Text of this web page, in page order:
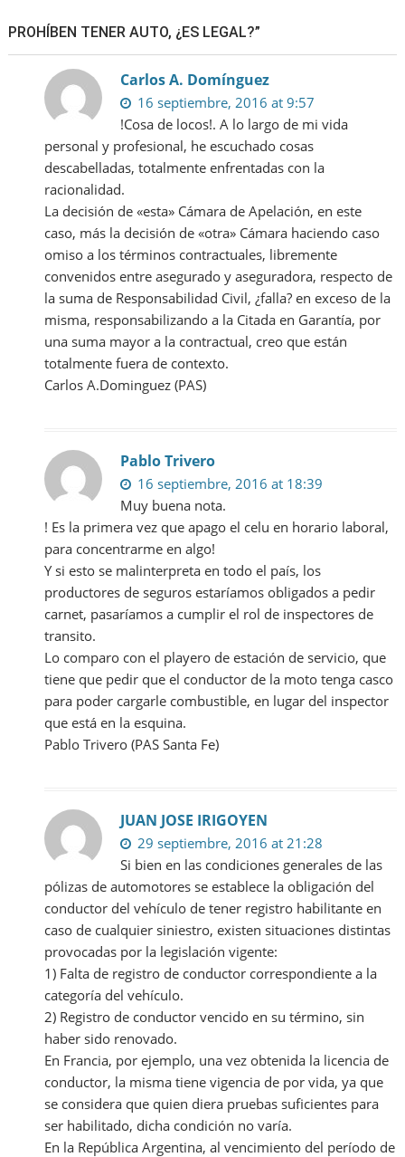
PROHÍBEN TENER AUTO, ¿ES LEGAL?”
Carlos A. Domínguez
16 septiembre, 2016 at 9:57
!Cosa de locos!. A lo largo de mi vida
personal y profesional, he escuchado cosas
descabelladas, totalmente enfrentadas con la
racionalidad.
La decisión de «esta» Cámara de Apelación, en este
caso, más la decisión de «otra» Cámara haciendo caso
omiso a los términos contractuales, libremente
convenidos entre asegurado y aseguradora, respecto de
la suma de Responsabilidad Civil, ¿falla? en exceso de la
misma, responsabilizando a la Citada en Garantía, por
una suma mayor a la contractual, creo que están
totalmente fuera de contexto.
Carlos A.Dominguez (PAS)
Pablo Trivero
16 septiembre, 2016 at 18:39
Muy buena nota.
! Es la primera vez que apago el celu en horario laboral,
para concentrarme en algo!
Y si esto se malinterpreta en todo el país, los
productores de seguros estaríamos obligados a pedir
carnet, pasaríamos a cumplir el rol de inspectores de
transito.
Lo comparo con el playero de estación de servicio, que
tiene que pedir que el conductor de la moto tenga casco
para poder cargarle combustible, en lugar del inspector
que está en la esquina.
Pablo Trivero (PAS Santa Fe)
JUAN JOSE IRIGOYEN
29 septiembre, 2016 at 21:28
Si bien en las condiciones generales de las
pólizas de automotores se establece la obligación del
conductor del vehículo de tener registro habilitante en
caso de cualquier siniestro, existen situaciones distintas
provocadas por la legislación vigente:
1) Falta de registro de conductor correspondiente a la
categoría del vehículo.
2) Registro de conductor vencido en su término, sin
haber sido renovado.
En Francia, por ejemplo, una vez obtenida la licencia de
conductor, la misma tiene vigencia de por vida, ya que
se considera que quien diera pruebas suficientes para
ser habilitado, dicha condición no varía.
En la República Argentina, al vencimiento del período de